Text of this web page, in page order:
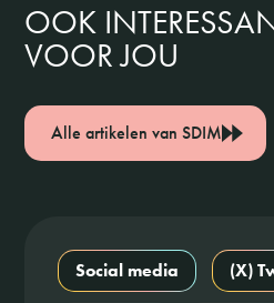
OOK
VOOR JOU
Alle artikelen van SDIM
Social media (X)